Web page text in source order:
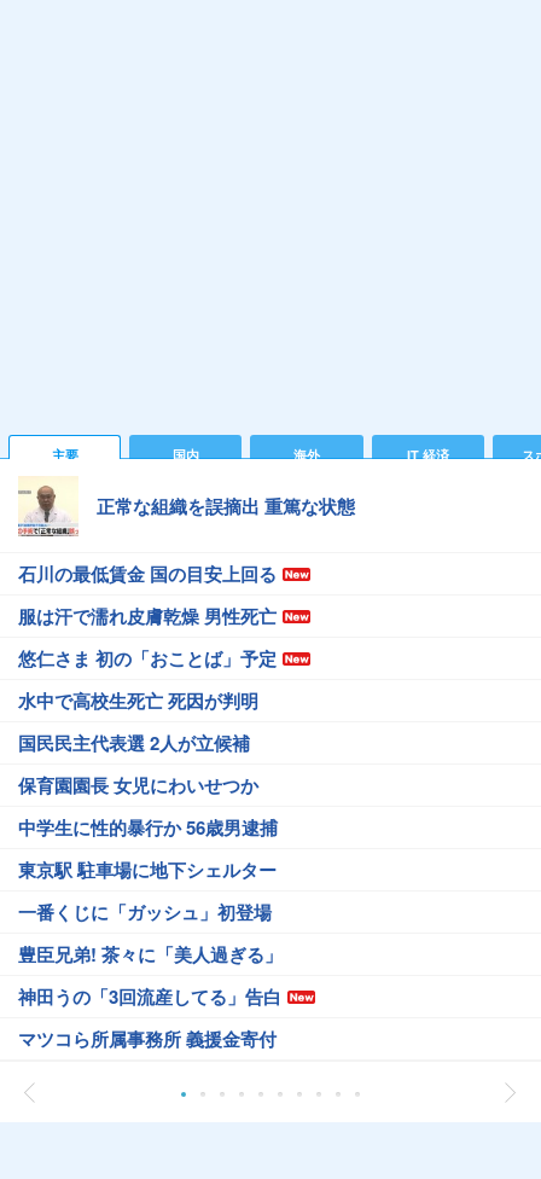
主要 国内 海外 IT 経済 ス
正常な組織を誤摘出 重篤な状態
石川の最低賃金 国の目安上回る
服は汗で濡れ皮膚乾燥 男性死亡
悠仁さま 初の「おことば」予定
水中で高校生死亡 死因が判明
国民民主代表選 2人が立候補
保育園園長 女児にわいせつか
中学生に性的暴行か 56歳男逮捕
東京駅 駐車場に地下シェルター
一番くじに「ガッシュ」初登場
豊臣兄弟! 茶々に「美人過ぎる」
神田うの「3回流産してる」告白
マツコら所属事務所 義援金寄付